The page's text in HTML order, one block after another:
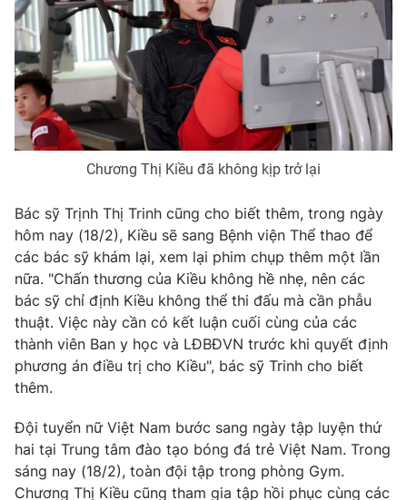
Tổng Biên tập:Vũ Thanh Thủy
Phó Tổng Biên tập: Nguyễn Thị Mỹ Hạnh, Phạm Quốc Thắng,
Nguyễn Trọng Ninh
Tổng đài VTV:024.38 355 931 - 024.38 355 932
Ðiện thoại Thời báo VTV: 024.66 897 897
Email: toasoan@vtv.vn
Liên hệ quảng cáo:024-7300.7108
thuận bằng văn bản. Ghi rõ nguồn VTV.vn khi phát hành lại
thông tin từ website này.
Chương Thị Kiều đã không kịp trở lại
Bác sỹ Trịnh Thị Trinh cũng cho biết thêm, trong ngày
hôm nay (18/2), Kiều sẽ sang Bệnh viện Thể thao để
các bác sỹ khám lại, xem lại phim chụp thêm một lần
nữa. "Chấn thương của Kiều không hề nhẹ, nên các
bác sỹ chỉ định Kiều không thể thi đấu mà cần phẫu
thuật. Việc này cần có kết luận cuối cùng của các
thành viên Ban y học và LĐBĐVN trước khi quyết định
phương án điều trị cho Kiều", bác sỹ Trinh cho biết
thêm.
Đội tuyển nữ Việt Nam bước sang ngày tập luyện thứ
hai tại Trung tâm đào tạo bóng đá trẻ Việt Nam. Trong
sáng nay (18/2), toàn đội tập trong phòng Gym.
Chương Thị Kiều cũng tham gia tập hồi phục cùng các